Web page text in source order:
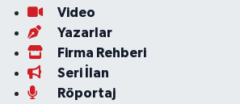
Video
Yazarlar
Firma Rehberi
Seri İlan
Röportaj